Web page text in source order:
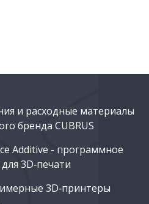
и расходные материалы
бренда CUBRUS
Additive - программное
3D‑печати
3D‑принтеры